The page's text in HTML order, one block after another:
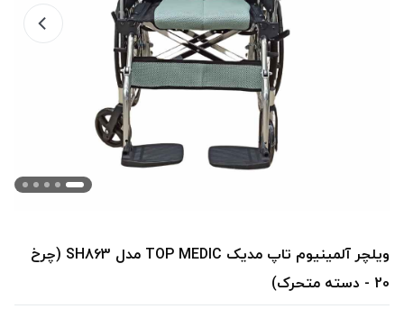
ویلچر آلمینیوم تاپ مدیک TOP MEDIC مدل SH863 (چرخ
20 - دسته متحرک)